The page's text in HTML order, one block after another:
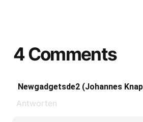
4 Comments
Newgadgetsde2 (Johannes
Antworten